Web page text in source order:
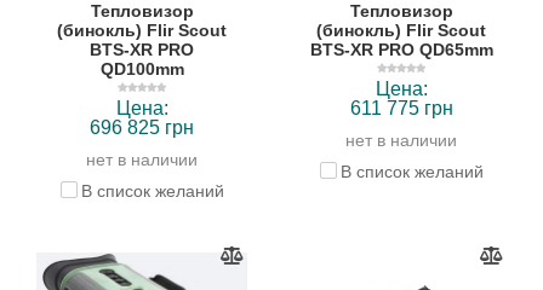
Тепловизор
(бинокль) Flir Scout
BTS-XR PRO
QD100mm
Цена:
696 825 грн
нет в наличии
В список желаний
Тепловизор
(бинокль) Flir Scout
BTS-XR PRO QD65mm
Цена:
611 775 грн
нет в наличии
В список желаний